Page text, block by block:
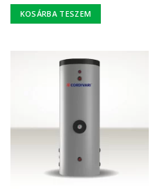
KOSÁRBA TESZEM